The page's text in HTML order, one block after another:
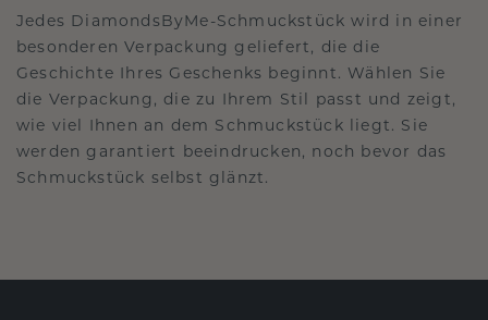
Jedes DiamondsByMe-Schmuckstück wird in einer
besonderen Verpackung geliefert, die die
Geschichte Ihres Geschenks beginnt. Wählen Sie
die Verpackung, die zu Ihrem Stil passt und zeigt,
wie viel Ihnen an dem Schmuckstück liegt. Sie
werden garantiert beeindrucken, noch bevor das
Schmuckstück selbst glänzt.